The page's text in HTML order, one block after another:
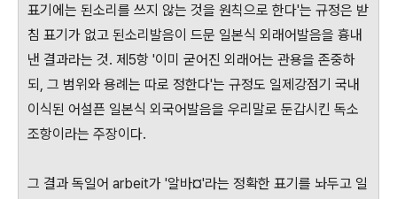
표기에는 된소리를 쓰지 않는 것을 원칙으로 한다'는 규정은 받
침 표기가 없고 된소리발음이 드문 일본식 외래어발음을 흉내
낸 결과라는 것. 제5항 '이미 굳어진 외래어는 관용을 존중하
되, 그 범위와 용례는 따로 정한다'는 규정도 일제강점기 국내
이식된 어설픈 일본식 외국어발음을 우리말로 둔갑시킨 독소
조항이라는 주장이다.
그 결과 독일어 arbeit가 '알바¤'라는 정확한 표기를 놔두고 일